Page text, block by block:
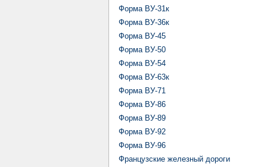
Форма ВУ-31к
Форма ВУ-36к
Форма ВУ-45
Форма ВУ-50
Форма ВУ-54
Форма ВУ-63к
Форма ВУ-71
Форма ВУ-86
Форма ВУ-89
Форма ВУ-92
Форма ВУ-96
Французские железный дороги